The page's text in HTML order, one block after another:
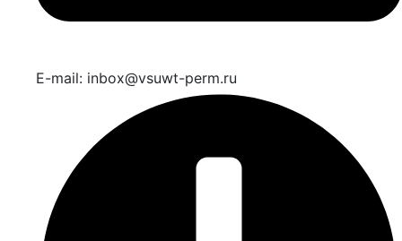
E-mail: inbox@vsuwt-perm.ru